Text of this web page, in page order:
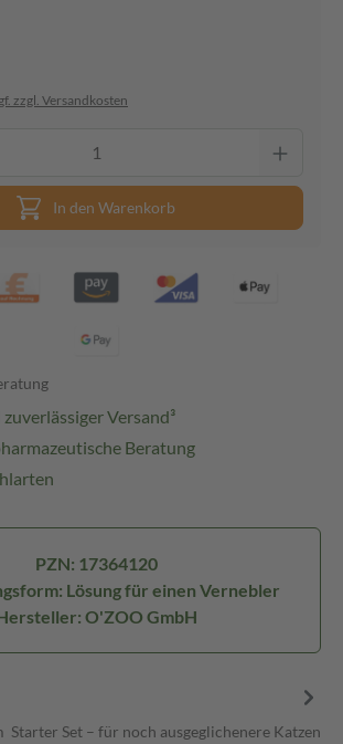
zzgl. Versandkosten
In den Warenkorb
Versand³
Beratung
PZN: 17364120
Lösung für einen Vernebler
O'ZOO GmbH
Starter Set – für noch ausgeglichenere Katzen